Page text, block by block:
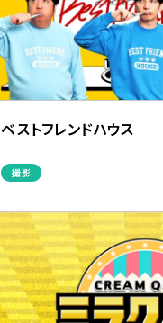
ベストフレンドハウス
撮影